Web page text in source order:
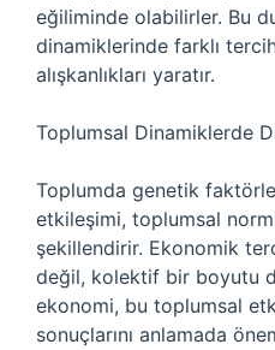
eğiliminde olabilirler. Bu
dinamiklerinde farklı
alışkanlıkları yaratır.
Toplumsal Dinamiklerde
Toplumda genetik
etkileşimi, toplumsal
şekillendirir. Ekonomik
değil, kolektif bir boyutu
ekonomi, bu toplumsal
sonuçlarını anlamada